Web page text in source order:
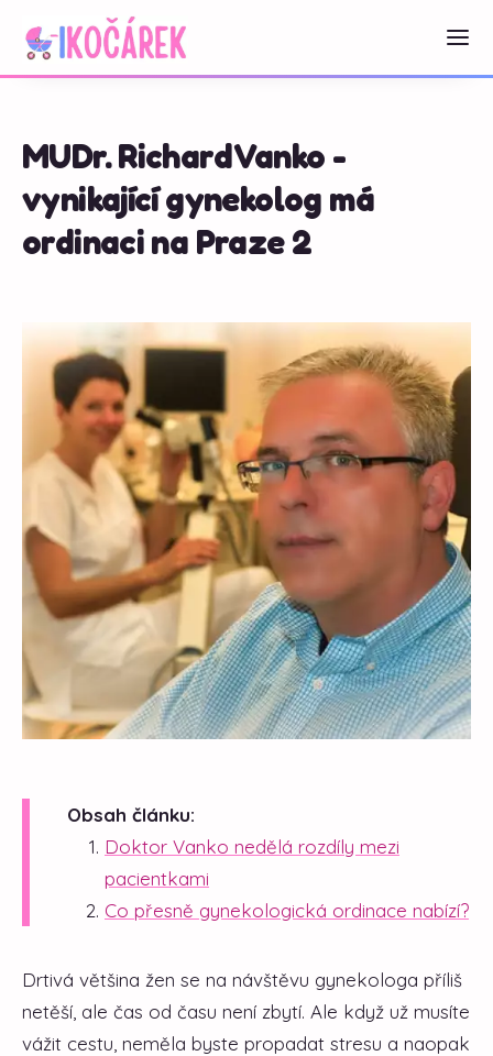
MUDr. Richard Vanko -
vynikající gynekolog má
ordinaci na Praze 2
Obsah článku:
Doktor Vanko nedělá rozdíly mezi
pacientkami
Co přesně gynekologická ordinace nabízí?
Drtivá většina žen se na návštěvu gynekologa příliš
netěší, ale čas od času není zbytí. Ale když už musíte
vážit cestu, neměla byste propadat stresu a naopak